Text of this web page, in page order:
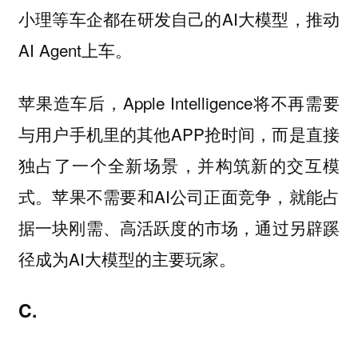
小理等车企都在研发自己的AI大模型，推动
AI Agent上车。
苹果造车后，Apple Intelligence将不再需要
与用户手机里的其他APP抢时间，而是直接
独占了一个全新场景，并构筑新的交互模
式。苹果不需要和AI公司正面竞争，就能占
据一块刚需、高活跃度的市场，通过另辟蹊
径成为AI大模型的主要玩家。
C.